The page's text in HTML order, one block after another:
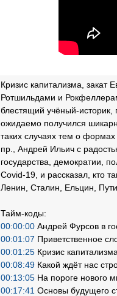
Кризис капитализма, закат
Ротшильдами и
блестящий учёный-
ожидаемо получился
таких случаях тем о
пр., Андрей Ильич с
государства, демократии,
Covid-19, и рассказал, кто
Ленин, Сталин, Ельцин,
Тайм-коды:
00:00:00 Андрей Фурсов в
00:01:07 Приветственное
00:01:25 Кризис
00:08:49 Какой ждёт нас
00:13:05 На пороге нового
00:17:41 Основы будущего